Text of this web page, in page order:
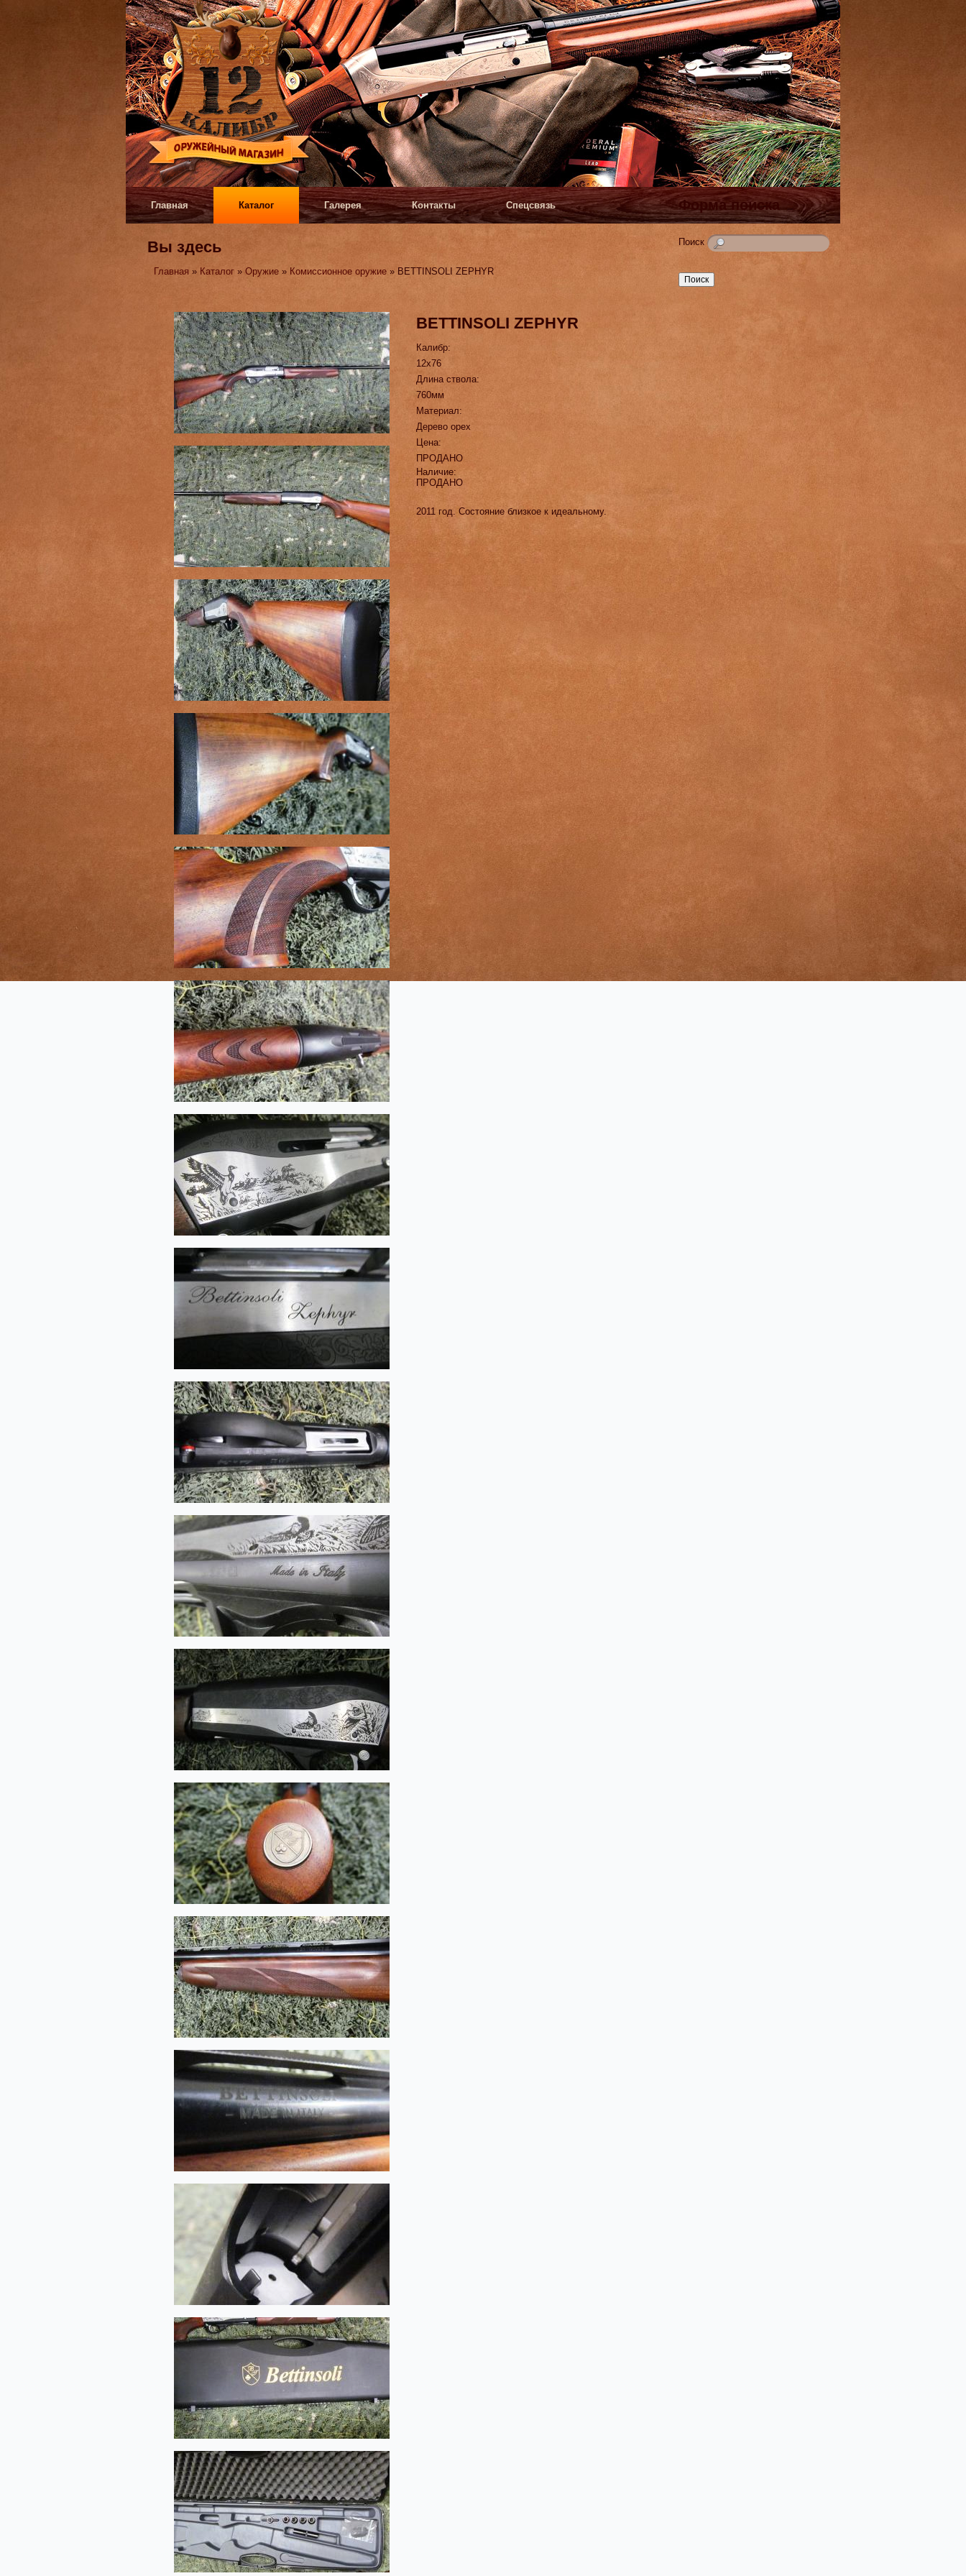
Форма поиска
Поиск
Главная Каталог Галерея Контакты Спецсвязь
Вы здесь
Главная » Каталог »Оружие » Комиссионное оружие » BETTINSOLI ZEPHYR
BETTINSOLI ZEPHYR
Калибр:
12х76
Длина ствола:
760мм
Материал:
Дерево орех
Цена:
ПРОДАНО
Наличие:
ПРОДАНО
2011 год. Состояние близкое к идеальному.